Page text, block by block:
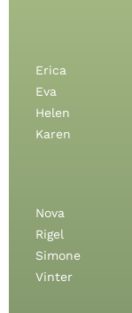
Erica
Eva
Helen
Karen
Nova
Rigel
Simone
Vinter